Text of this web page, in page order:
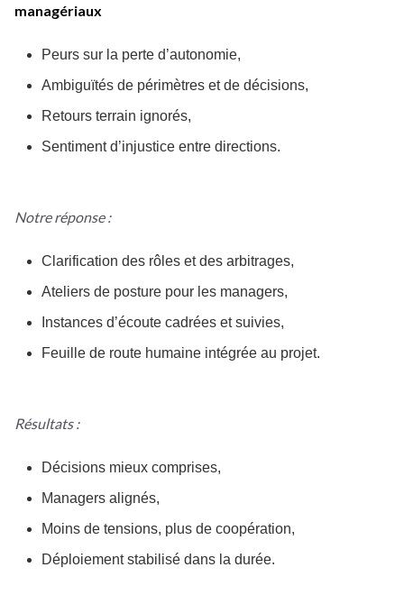
managériaux
Peurs sur la perte d’autonomie,
Ambiguïtés de périmètres et de décisions,
Retours terrain ignorés,
Sentiment d’injustice entre directions.
Notre réponse :
Clarification des rôles et des arbitrages,
Ateliers de posture pour les managers,
Instances d’écoute cadrées et suivies,
Feuille de route humaine intégrée au projet.
Résultats :
Décisions mieux comprises,
Managers alignés,
Moins de tensions, plus de coopération,
Déploiement stabilisé dans la durée.